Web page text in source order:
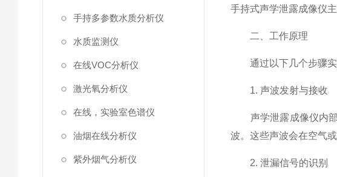
手持多参数水质分析仪
水质监测仪
在线VOC分析仪
激光氧分析仪
在线，实验室色谱仪
油烟在线分析仪
紫外烟气分析仪
手持式声学泄露成像仪
二、工作原理
通过以下几个步骤实
1. 声波发射与接收
声学泄露成像仪内部
波。这些声波会在空气
2. 泄漏信号的识别